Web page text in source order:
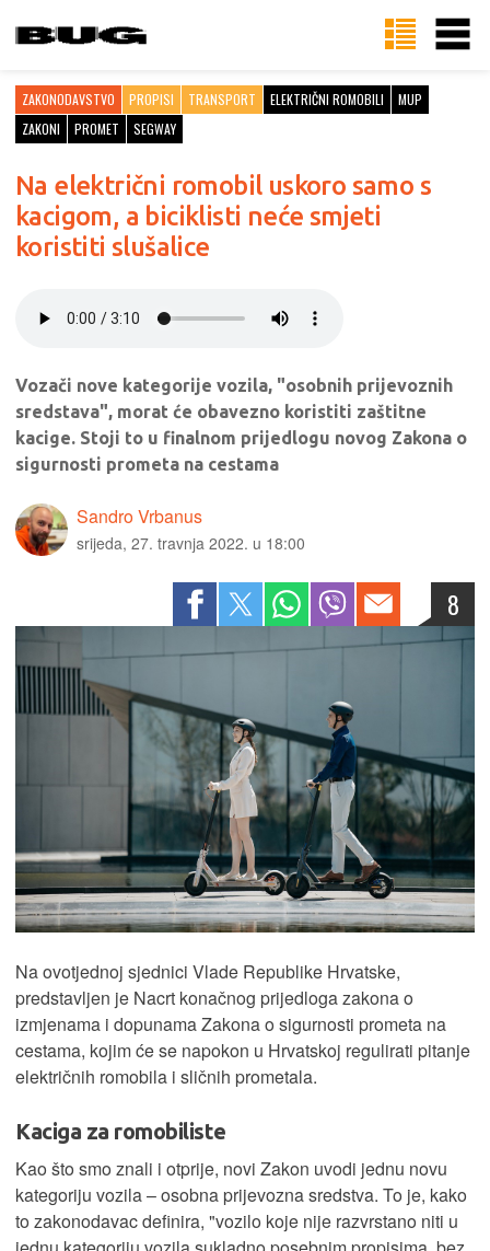
ZAKONODAVSTVO PROPISI TRANSPORT ELEKTRIČNI ROMOBILI
MUP
ZAKONI
PROMET SEGWAY
Na električni romobil uskoro samo s
kacigom, a biciklisti neće smjeti
koristiti slušalice
Vozači nove kategorije vozila, "osobnih prijevoznih
sredstava", morat će obavezno koristiti zaštitne
kacige. Stoji to u finalnom prijedlogu novog Zakona o
sigurnosti prometa na cestama
Sandro Vrbanus
srijeda, 27. travnja 2022. u 18:00
8
Na ovotjednoj sjednici Vlade Republike Hrvatske,
predstavljen je Nacrt konačnog prijedloga zakona o
izmjenama i dopunama Zakona o sigurnosti prometa na
cestama, kojim će se napokon u Hrvatskoj regulirati pitanje
električnih romobila i sličnih prometala.
Kaciga za romobiliste
Kao što smo znali i otprije, novi Zakon uvodi jednu novu
kategoriju vozila – osobna prijevozna sredstva. To je, kako
to zakonodavac definira, "vozilo koje nije razvrstano niti u